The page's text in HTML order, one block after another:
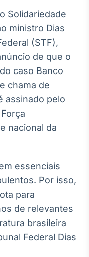
para
para
Solidariedade
ministro Dias
(STF),
de que o
caso Banco
chama de
assinado pelo
nacional da
essenciais
Por isso,
para
de relevantes
brasileira
Federal Dias